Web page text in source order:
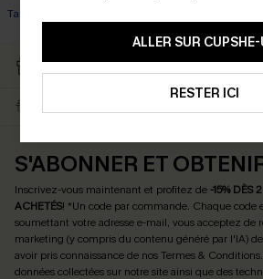
Taille haute
ALLER SUR CUPSHE-
RESTER ICI
CARTE CATEAU
S'ABONNER ET
Inscrivez-vous maintenant et profitez de -15% DÈS
ACHETÉS! *Un code par commande. Chaque code
soumettant votre adresse e-mail, vous acceptez de
marketing (y compris du contenu généré par l'IA)
avoir pris connaissance de nosTermes & Conditions
données collectées sur notre site ainsi que des